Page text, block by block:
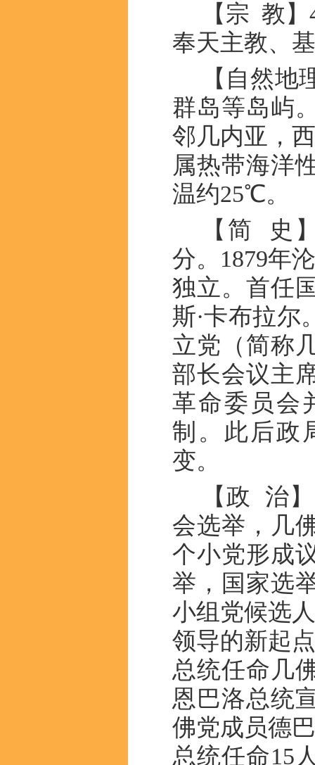
【宗 教
奉天主教、
【自然
群岛等岛屿
邻几内亚，
属热带海洋
温约25℃。
【简 史
分。1879年
独立。首任
斯·卡布拉尔
立党（简称
部长会议主
革命委员会
制。此后政
变。
【政 治
会选举，几
个小党形成
举，国家选
小组党候选
领导的新起
总统任命几
恩巴洛总统
佛党成员德
总统任命15